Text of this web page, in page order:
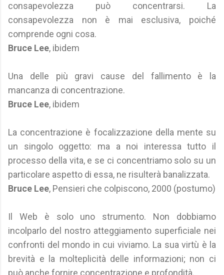
consapevolezza può concentrarsi. La
consapevolezza non è mai esclusiva, poiché
comprende ogni cosa.
Bruce Lee, ibidem
Una delle più gravi cause del fallimento è la
mancanza di concentrazione.
Bruce Lee, ibidem
La concentrazione è focalizzazione della mente su
un singolo oggetto: ma a noi interessa tutto il
processo della vita, e se ci concentriamo solo su un
particolare aspetto di essa, ne risulterà banalizzata.
Bruce Lee, Pensieri che colpiscono, 2000 (postumo)
Il Web è solo uno strumento. Non dobbiamo
incolparlo del nostro atteggiamento superficiale nei
confronti del mondo in cui viviamo. La sua virtù è la
brevità e la molteplicità delle informazioni; non ci
può anche fornire concentrazione e profondità.